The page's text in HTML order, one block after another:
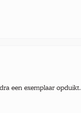
een exemplaar opduikt.